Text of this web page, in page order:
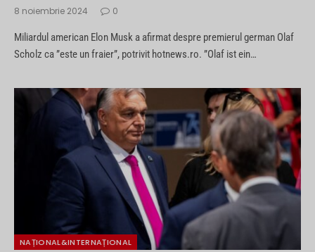
8 noiembrie 2024 0
Miliardul american Elon Musk a afirmat despre premierul german Olaf
Scholz ca ”este un fraier”, potrivit hotnews.ro. ”Olaf ist ein…
NAȚIONAL&INTERNAȚIONAL